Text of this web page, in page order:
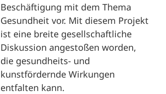
Beschäftigung mit dem Thema
Gesundheit vor. Mit diesem Projekt
ist eine breite gesellschaftliche
Diskussion angestoßen worden,
die gesundheits- und
kunstfördernde Wirkungen
entfalten kann.